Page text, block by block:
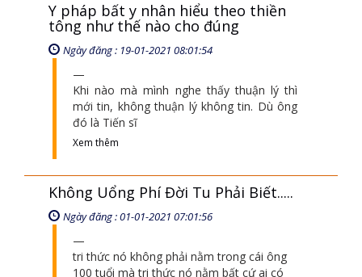
Y pháp bất y nhân hiểu theo thiền
tông như thế nào cho đúng
Ngày đăng : 19-01-2021 08:01:54
Khi nào mà mình nghe thấy thuận lý thì
mới tin, không thuận lý không tin. Dù ông
đó là Tiến sĩ
Xem thêm
Không Uổng Phí Đời Tu Phải Biết.....
Ngày đăng : 01-01-2021 07:01:56
tri thức nó không phải nằm trong cái ông
100 tuổi mà tri thức nó nằm bất cứ ai có